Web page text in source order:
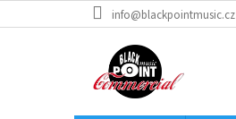
na
info@blackpointmusic.cz